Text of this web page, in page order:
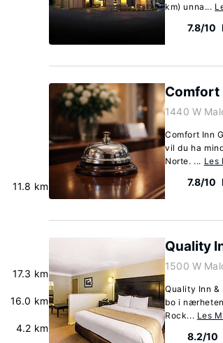
11.8 km
17.3 km
16.0 km
4.2 km
km) unna...
7.8/10
Comfort
1440 W
Comfort Inn
vil du ha
Norte. ... Les
7.8/10
Quality
1500 W
Quality Inn
bo i
Rock... Les
8.2/10